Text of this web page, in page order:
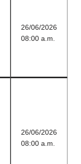
26/06/2026
08:00 a.m.
26/06/2026
08:00 a.m.